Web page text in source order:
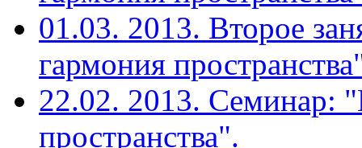
01.03. 2013. Второе
гармония
22.02. 2013. Семинар:
пространства".